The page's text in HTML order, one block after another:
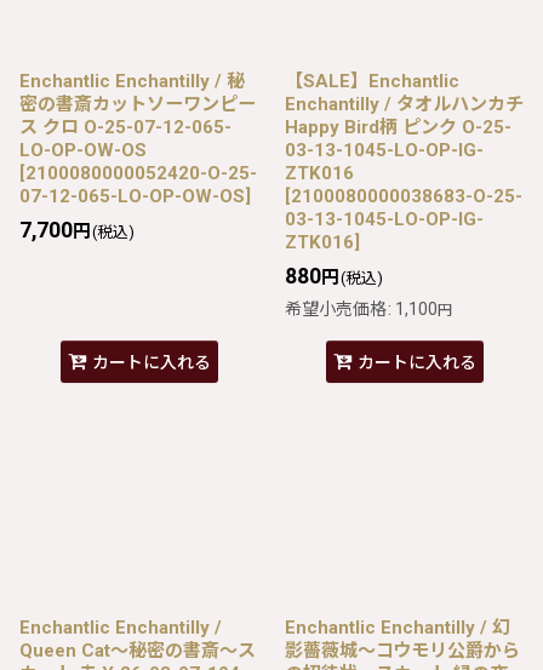
Enchantlic Enchantilly / 秘
密の書斎カットソーワンピー
ス クロ O-25-07-12-065-
LO-OP-OW-OS
[2100080000052420-O-25-
07-12-065-LO-OP-OW-OS]
7,700円 (税込)
カートに入れる
【SALE】Enchantlic
Enchantilly / タオルハンカチ
Happy Bird柄 ピンク O-25-
03-13-1045-LO-OP-IG-
ZTK016
[2100080000038683-O-25-
03-13-1045-LO-OP-IG-
ZTK016]
880円 (税込)
希望小売価格: 1,100円
カートに入れる
Enchantlic Enchantilly /
Queen Cat〜秘密の書斎〜ス
Enchantlic Enchantilly / 幻
影薔薇城〜コウモリ公爵から